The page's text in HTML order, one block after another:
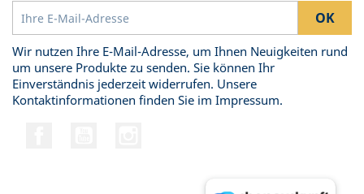
Wir nutzen Ihre E-Mail-Adresse, um Ihnen Neuigkeiten rund
um unsere Produkte zu senden. Sie können Ihr
Einverständnis jederzeit widerrufen. Unsere
Kontaktinformationen finden Sie im Impressum.